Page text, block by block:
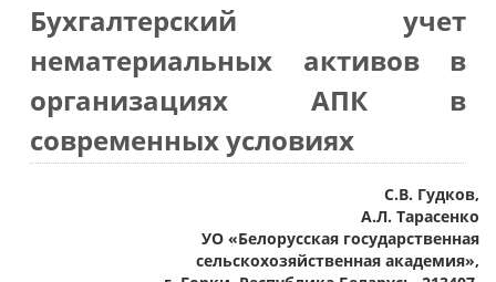
Бухгалтерский учет
нематериальных активов в
организациях АПК в
современных условиях
С.В. Гудков,
А.Л. Тарасенко
УО «Белорусская государственная
сельскохозяйственная академия»,